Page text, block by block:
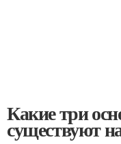
Какие три
существуют